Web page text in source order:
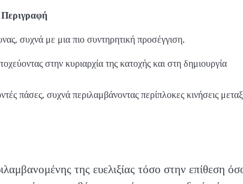
Περιγραφή
συχνά με μια πιο συντηρητική προσέγγιση.
στην κυριαρχία της κατοχής και στη δημιουργία
πάσες, συχνά περιλαμβάνοντας περίπλοκες κινήσεις
της ευελιξίας τόσο στην επίθεση